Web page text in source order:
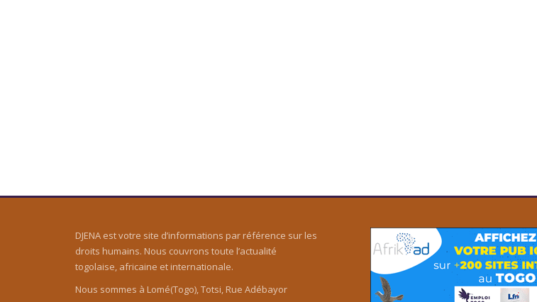
DJENA est votre site d’informations par référence sur les
droits humains. Nous couvrons toute l’actualité
togolaise, africaine et internationale.
Nous sommes à Lomé(Togo), Totsi, Rue Adébayor